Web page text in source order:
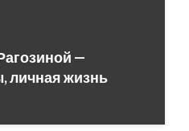
—
личная жизнь